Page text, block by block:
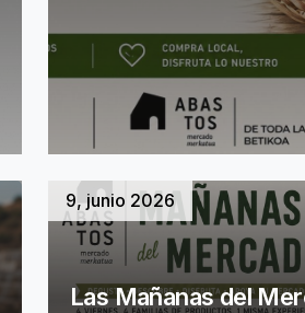
9, junio 2026
Las Mañanas del